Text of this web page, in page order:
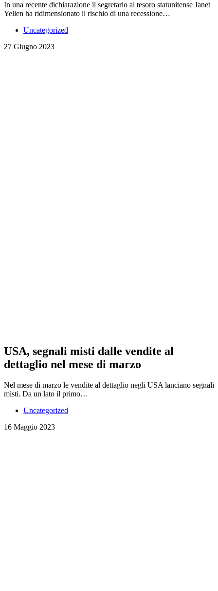
In una recente dichiarazione il segretario al tesoro statunitense Janet
Yellen ha ridimensionato il rischio di una recessione…
Uncategorized
27 Giugno 2023
USA, segnali misti dalle vendite al
dettaglio nel mese di marzo
Nel mese di marzo le vendite al dettaglio negli USA lanciano segnali
misti. Da un lato il primo…
Uncategorized
16 Maggio 2023